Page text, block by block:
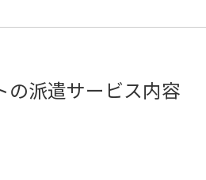
の派遣サービス内容